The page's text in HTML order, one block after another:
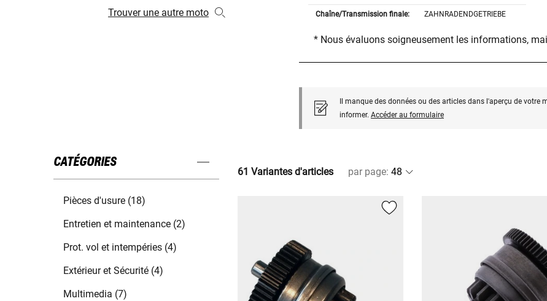
Trouver une autre moto Chaîne/Transmission finale: ZAHNRADENDGETRIEBE
* Nous évaluons soigneusement les informations,
Il manque des données ou des articles dans l'aperçu de votre
informer. Accéder au formulaire
CATÉGORIES
Pièces d'usure (18)
Entretien et maintenance (2)
Prot. vol et intempéries (4)
Extérieur et Sécurité (4)
Multimedia (7)
61 Variantes d'articles par page: